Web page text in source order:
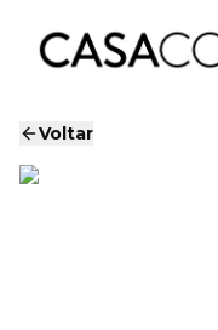
Voltar